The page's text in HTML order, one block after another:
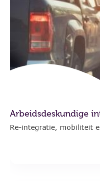
Arbeidsdeskundige
Re-integratie, mobiliteit